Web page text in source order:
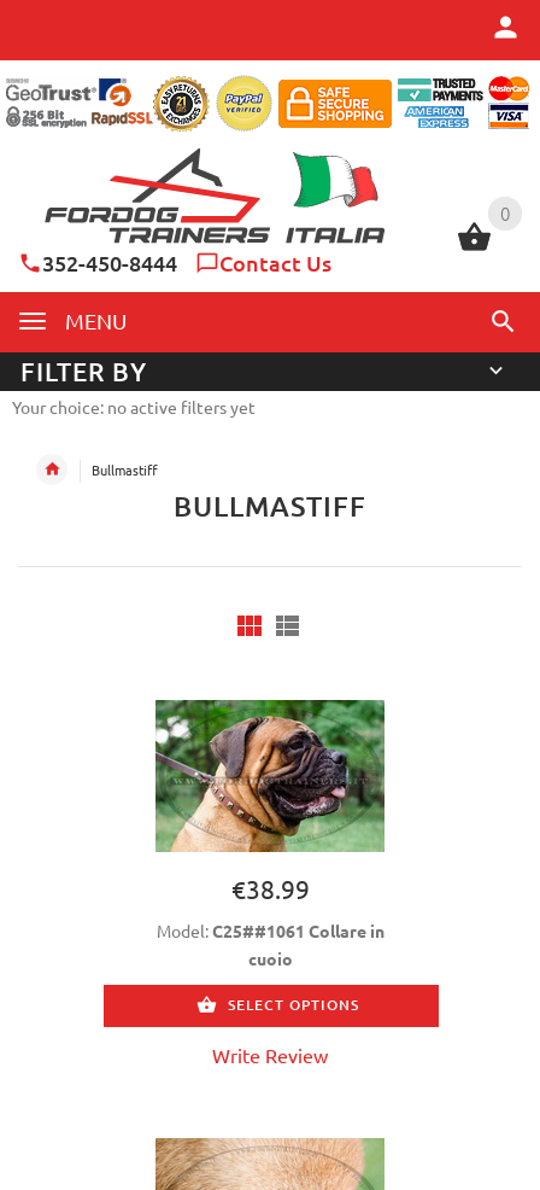
0
352-450-8444 Contact Us
MENU
0
FILTER BY
Your choice: no active filters yet
Bullmastiff
BULLMASTIFF
€38.99
Model:C25##1061 Collare in
cuoio
SELECT OPTIONS
Write Review